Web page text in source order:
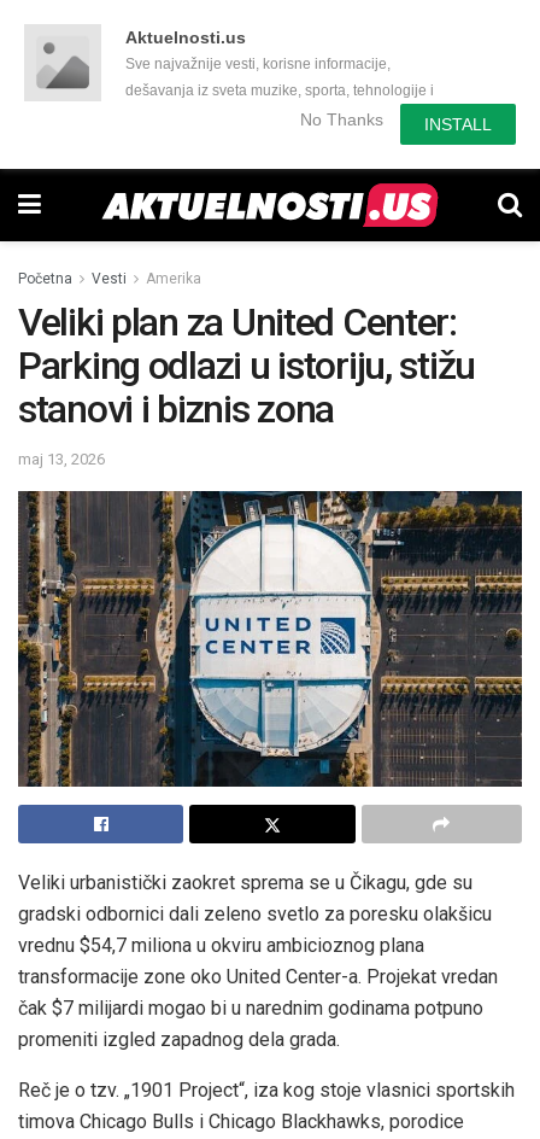
Aktuelnosti.us
Sve najvažnije vesti, korisne informacije,
dešavanja iz sveta muzike, sporta, tehnologije i
još mnogo toga zanimljivog.No Thanks INSTALL
Početna Vesti Amerika
Veliki plan za United Center:
Parking odlazi u istoriju, stižu
stanovi i biznis zona
maj 13, 2026
Veliki urbanistički zaokret sprema se u Čikagu, gde su
gradski odbornici dali zeleno svetlo za poresku olakšicu
vrednu $54,7 miliona u okviru ambicioznog plana
transformacije zone oko United Center-a. Projekat vredan
čak $7 milijardi mogao bi u narednim godinama potpuno
promeniti izgled zapadnog dela grada.
Reč je o tzv. „1901 Project“, iza kog stoje vlasnici sportskih
timova Chicago Bulls i Chicago Blackhawks, porodice